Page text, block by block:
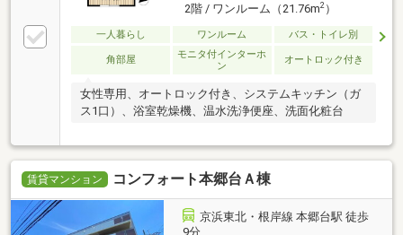
2階 / ワンルーム（21.76m2）
一人暮らし ワンルーム バス・トイレ別
角部屋
モニタ付インターホ
ン
オートロック付き
女性専用、オートロック付き、システムキッチン（ガ
ス1口）、浴室乾燥機、温水洗浄便座、洗面化粧台
賃貸マンション コンフォート本郷台Ａ棟
京浜東北・根岸線 本郷台駅 徒歩
9分